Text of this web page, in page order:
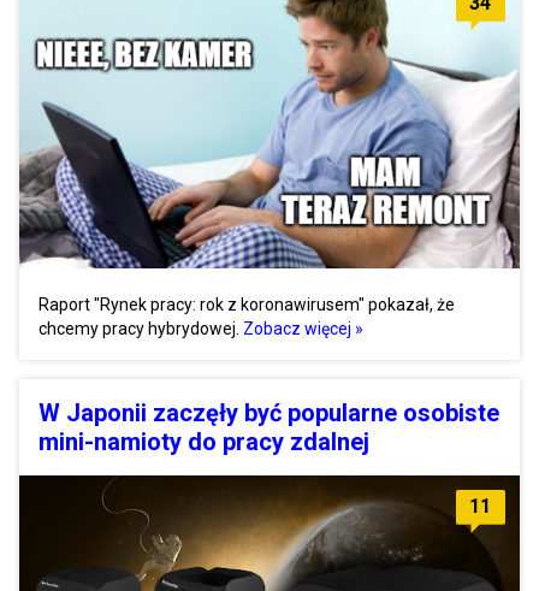
Raport "Rynek pracy: rok z koronawirusem" pokazał, że
chcemy pracy hybrydowej. Zobacz więcej »
W Japonii zaczęły być popularne osobiste
mini-namioty do pracy zdalnej
11